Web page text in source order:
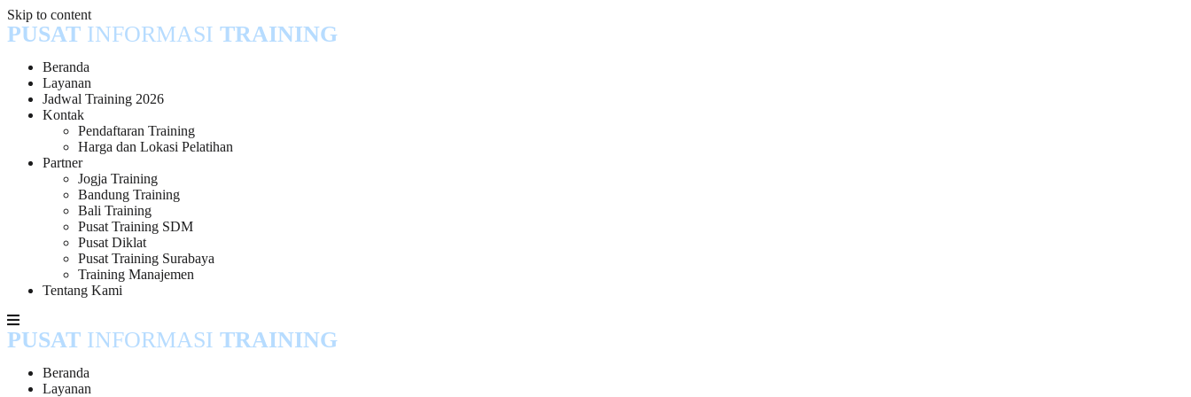
Skip to content
PUSAT INFORMASI TRAINING
Beranda
Layanan
Jadwal Training 2026
Kontak
Pendaftaran Training
Harga dan Lokasi Pelatihan
Partner
Jogja Training
Bandung Training
Bali Training
Pusat Training SDM
Pusat Diklat
Pusat Training Surabaya
Training Manajemen
Tentang Kami
PUSAT INFORMASI TRAINING
Beranda
Layanan